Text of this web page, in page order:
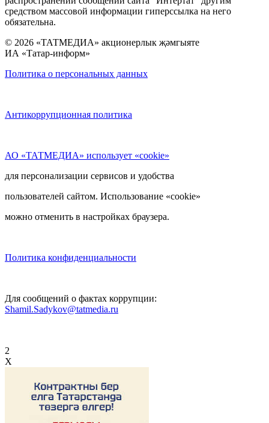
средством массовой информации гиперссылка на него
обязательна.
© 2026 «ТАТМЕДИА» акционерлык җәмгыяте
ИА «Татар-информ»
Политика о персональных данных
Антикоррупционная политика
АО «ТАТМЕДИА» использует «cookie»
для персонализации сервисов и удобства
пользователей сайтом. Использование «cookie»
можно отменить в настройках браузера.
Политика конфиденциальности
Для сообщений о фактах коррупции:
Shamil.Sadykov@tatmedia.ru
2
X